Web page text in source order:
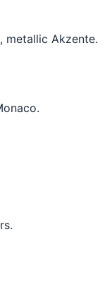
metallic Akzente.